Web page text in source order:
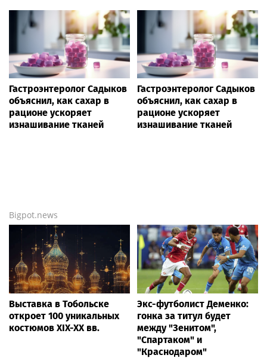
Гастроэнтеролог Садыков
объяснил, как сахар в
рационе ускоряет
изнашивание тканей
Гастроэнтеролог Садыков
объяснил, как сахар в
рационе ускоряет
изнашивание тканей
Bigpot.news
Выставка в Тобольске
откроет 100 уникальных
костюмов XIX-XX вв.
Экс-футболист Деменко:
гонка за титул будет
между "Зенитом",
"Спартаком" и
"Краснодаром"